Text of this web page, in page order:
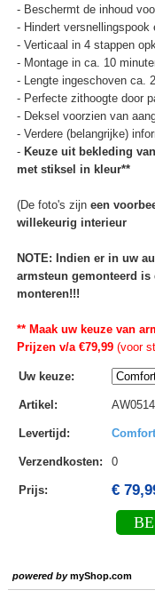
- Beschermt de inhoud
- Hindert versnellingspook
- Verticaal in 4 stappen
- Montage in ca. 10
- Lengte ingeschoven ca.
- Perfecte zithoogte door
- Deksel voorzien van
- Verdere (belangrijke)
- Keuze uit bekleding
met stiksel in kleur**
(De foto's zijn een
willekeurig interieur
NOTE: Indien er in uw
armsteun gemonteerd is
monteren!!!
** Maak uw keuze van
Prijzen v/a €79,99(voor
Uw keuze:
Artikel :
Levertijd :
Verzendkosten: 0
Prijs: €
powered bymyShop.com